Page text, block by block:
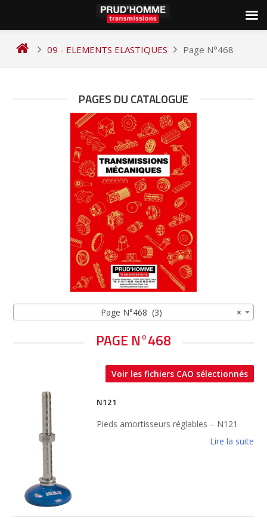
09 - ELEMENTS ELASTIQUES Page N°468
PAGES DU CATALOGUE
×
Page N°468 (3)
PAGE N°468
Voir les fichiers CAO sélectionnés
N121
Pieds amortisseurs réglables – N121
Lire la suite